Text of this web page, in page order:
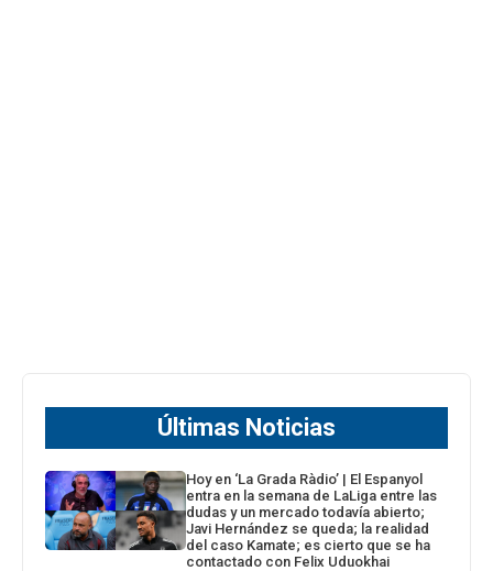
Últimas Noticias
Hoy en ‘La Grada Ràdio’ | El Espanyol
entra en la semana de LaLiga entre las
dudas y un mercado todavía abierto;
Javi Hernández se queda; la realidad
del caso Kamate; es cierto que se ha
contactado con Felix Uduokhai